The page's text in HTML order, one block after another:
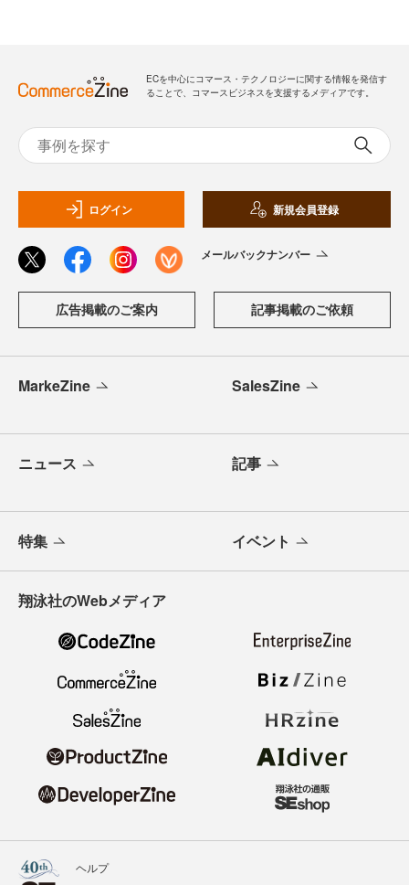
ECを中心にコマース・テクノロジーに関する情報を発信す
ることで、コマースビジネスを支援するメディアです。
ログイン 新規会員登録
メールバックナンバー
広告掲載のご案内 記事掲載のご依頼
MarkeZine SalesZine
ニュース 記事
特集 イベント
翔泳社のWebメディア
ヘルプ